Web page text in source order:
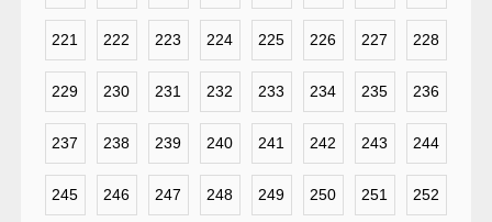
221 222 223 224 225 226 227 228
229 230 231 232 233 234 235 236
237 238 239 240 241 242 243 244
245 246 247 248 249 250 251 252